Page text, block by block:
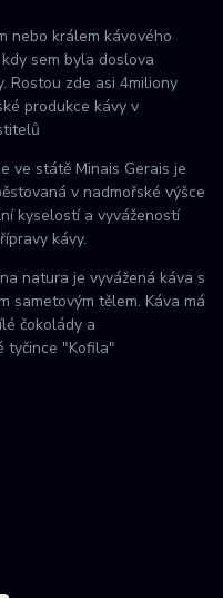
nebo králem kávového
sem byla doslova
Rostou zde asi 4miliony
produkce kávy v
ve státě Minais Gerais je
v nadmořské výšce
kyselostí a vyvážeností
kávy.
natura je vyvážená káva s
sametovým tělem. Káva má
čokolády a
tyčince "Kofila"